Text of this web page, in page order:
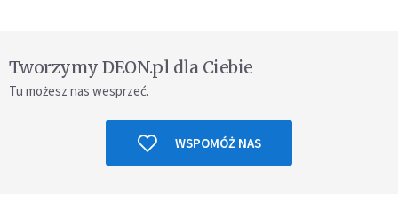
Tworzymy DEON.pl dla Ciebie
Tu możesz nas wesprzeć.
WSPOMÓŻ NAS